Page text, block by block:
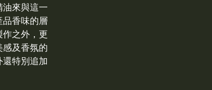
來與這一
香味的層
之外，更
及香氛的
特別追加